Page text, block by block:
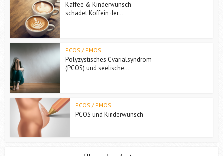
Kaffee & Kinderwunsch –
schadet Koffein der...
PCOS / PMOS
Polyzystisches Ovarialsyndrom
(PCOS) und seelische...
PCOS / PMOS
PCOS und Kinderwunsch